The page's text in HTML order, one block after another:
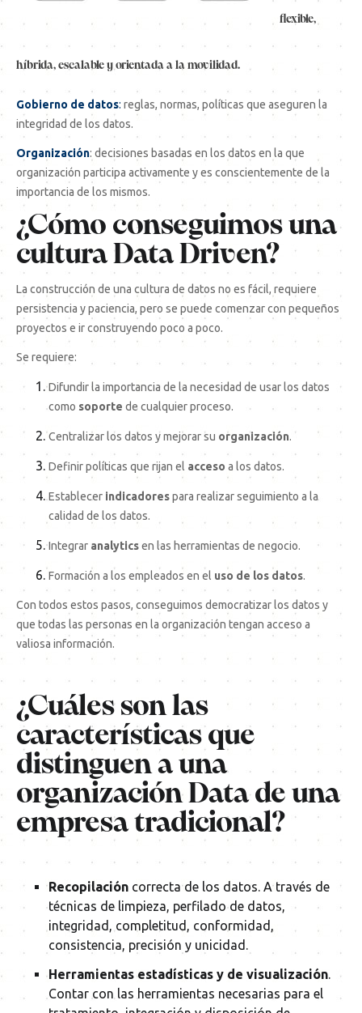
flexible,
híbrida, escalable y orientada a la movilidad.
Gobierno de datos: reglas, normas, políticas que aseguren la
integridad de los datos.
Organización: decisiones basadas en los datos en la que
organización participa activamente y es conscientemente de la
importancia de los mismos.
¿Cómo conseguimos una
cultura Data Driven?
La construcción de una cultura de datos no es fácil, requiere
persistencia y paciencia, pero se puede comenzar con pequeños
proyectos e ir construyendo poco a poco.
Se requiere:
Difundir la importancia de la necesidad de usar los datos
como soporte de cualquier proceso.
Centralizar los datos y mejorar su organización.
Definir políticas que rijan el acceso a los datos.
Establecer indicadorespara realizar seguimiento a la
calidad de los datos.
Integrar analyticsen las herramientas de negocio.
Formación a los empleados en el uso de los datos.
Con todos estos pasos, conseguimos democratizar los datos y
que todas las personas en la organización tengan acceso a
valiosa información.
¿Cuáles son las
características que
distinguen a una
organización Data de una
empresa tradicional?
Recopilación correcta de los datos. A través de
técnicas de limpieza, perfilado de datos,
integridad, completitud, conformidad,
consistencia, precisión y unicidad.
Herramientas estadísticas y de visualización.
Contar con las herramientas necesarias para el